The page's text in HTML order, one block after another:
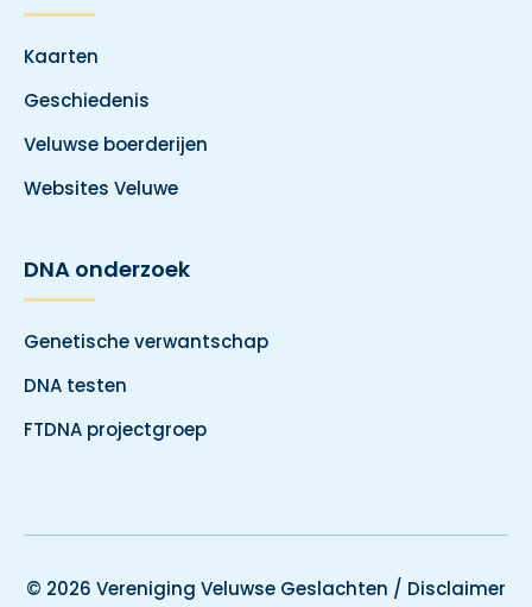
Kaarten
Geschiedenis
Veluwse boerderijen
Websites Veluwe
DNA onderzoek
Genetische verwantschap
DNA testen
FTDNA projectgroep
© 2026 Vereniging Veluwse Geslachten / Disclaimer